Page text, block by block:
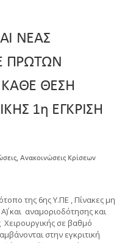
ΝΕΑΣ
ΠΡΩΤΩΝ
ΘΕΣΗ
1η ΕΓΚΡΙΣΗ
, Ανακοινώσεις Κρίσεων
της 6ης Υ.ΠΕ , Πίνακες μη
και αναμοριοδότησης και
Χειρουργικής σε βαθμό
στην εγκριτική